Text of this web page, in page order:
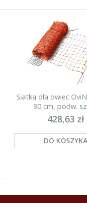
Siatka dla owiec
90 cm, podw.
pomarańczowa,
428,63 zł
DO KOSZYKA